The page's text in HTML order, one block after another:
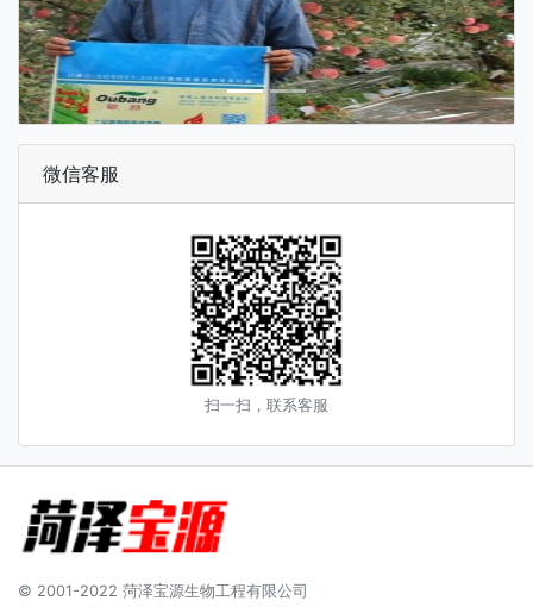
微信客服
扫一扫，联系客服
© 2001-2022 菏泽宝源生物工程有限公司